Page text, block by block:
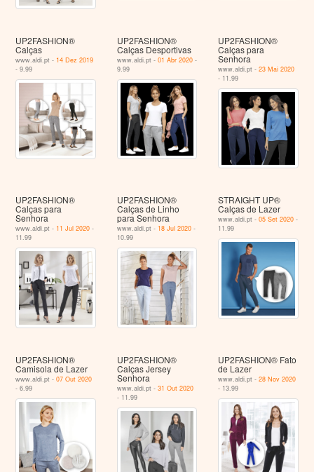
UP2FASHION®
Calças
www.aldi.pt - 14 Dez 2019
- 9.99
UP2FASHION®
Calças Desportivas
www.aldi.pt - 01 Abr 2020-
9.99
UP2FASHION®
Calças para
Senhora
www.aldi.pt -23 Mai 2020
- 11.99
UP2FASHION®
Calças para
Senhora
www.aldi.pt - 11 Jul 2020 -
11.99
UP2FASHION®
Calças de Linho
para Senhora
www.aldi.pt - 18 Jul 2020-
10.99
STRAIGHT UP®
Calças de Lazer
www.aldi.pt -05 Set 2020 -
11.99
UP2FASHION®
Camisola de Lazer
www.aldi.pt -07 Out 2020
- 6.99
UP2FASHION®
Calças Jersey
Senhora
www.aldi.pt - 31 Out 2020
- 11.99
UP2FASHION® Fato
de Lazer
www.aldi.pt -28 Nov 2020
- 13.99